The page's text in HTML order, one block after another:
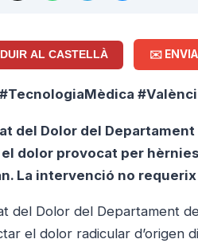
AL CASTELLÀ ✉️
#TecnologiaMèdica
del Dolor del
dolor provocat per
La intervenció no
del Dolor del Departament
el dolor radicular d’origen